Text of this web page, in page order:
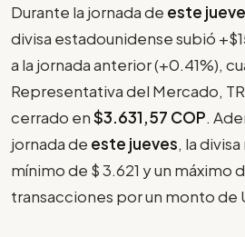
Durante la jornada de este
divisa estadounidense subió
a la jornada anterior (+0.41%),
Representativa del Mercado,
cerrado en$3.631,57 COP.
jornada de este jueves, la
mínimo de $ 3.621 y un máximo
transacciones por un monto de